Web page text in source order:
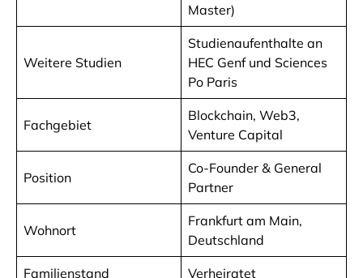
Master)
Weitere Studien
Studienaufenthalte an
HEC Genf und Sciences
Po Paris
Fachgebiet
Blockchain, Web3,
Venture Capital
Position
Co-Founder & General
Partner
Wohnort
Frankfurt am Main,
Deutschland
Familienstand Verheiratet